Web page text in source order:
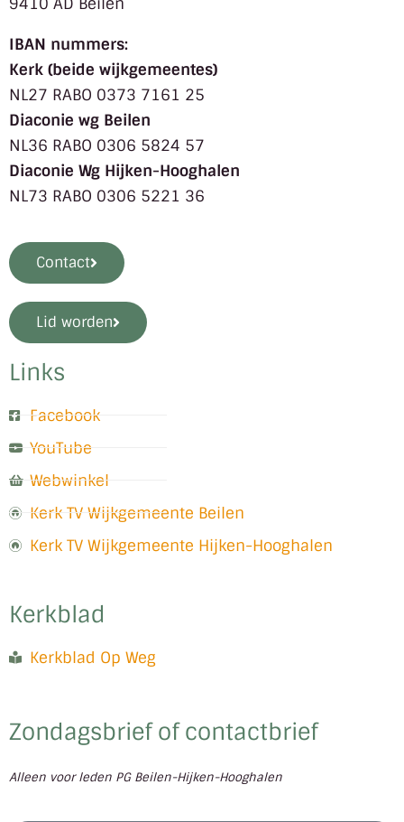
IBAN nummers:
Kerk (beide wijkgemeentes)
NL27 RABO 0373 7161 25
Diaconie wg Beilen
NL36 RABO 0306 5824 57
Diaconie Wg Hijken-Hooghalen
NL73 RABO 0306 5221 36
Contact
Lid worden
Links
Facebook
YouTube
Webwinkel
Kerk TV Wijkgemeente Beilen
Kerk TV Wijkgemeente Hijken-Hooghalen
Kerkblad
Kerkblad Op Weg
Zondagsbrief of contactbrief
Alleen voor leden PG Beilen-Hijken-Hooghalen